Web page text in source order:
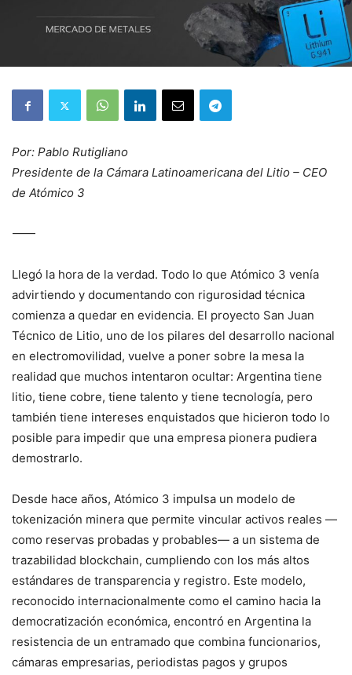
Por: Pablo Rutigliano
Presidente de la Cámara Latinoamericana del Litio – CEO
de Atómico 3
⸻
Llegó la hora de la verdad. Todo lo que Atómico 3 venía
advirtiendo y documentando con rigurosidad técnica
comienza a quedar en evidencia. El proyecto San Juan
Técnico de Litio, uno de los pilares del desarrollo nacional
en electromovilidad, vuelve a poner sobre la mesa la
realidad que muchos intentaron ocultar: Argentina tiene
litio, tiene cobre, tiene talento y tiene tecnología, pero
también tiene intereses enquistados que hicieron todo lo
posible para impedir que una empresa pionera pudiera
demostrarlo.
Desde hace años, Atómico 3 impulsa un modelo de
tokenización minera que permite vincular activos reales —
como reservas probadas y probables— a un sistema de
trazabilidad blockchain, cumpliendo con los más altos
estándares de transparencia y registro. Este modelo,
reconocido internacionalmente como el camino hacia la
democratización económica, encontró en Argentina la
resistencia de un entramado que combina funcionarios,
cámaras empresarias, periodistas pagos y grupos